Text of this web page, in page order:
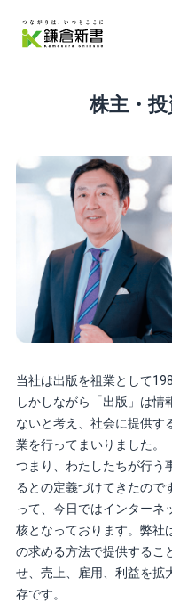
株主・
当社は出版を祖業として
しかしながら「出版」は
ないと考え、社会に提供す
業を行ってまいりました。
つまり、わたしたちが行う
るとの定義づけてきたので
って、今日ではインターネ
核となっております。弊社
の求める方法で提供するこ
せ、売上、雇用、利益を拡
存です。